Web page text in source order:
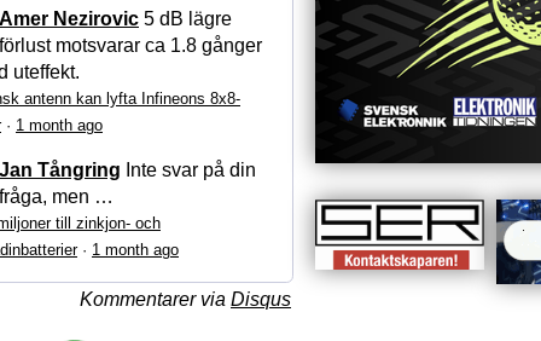
Amer Nezirovic 5 dB lägre
förlust motsvarar ca 1.8 gånger
uteffekt.
antenn kan lyfta Infineons 8x8-
· 1 month ago
Jan Tångring Inte svar på din
fråga, men …
till zinkjon- och
· 1 month ago
Kommentarer via Disqus